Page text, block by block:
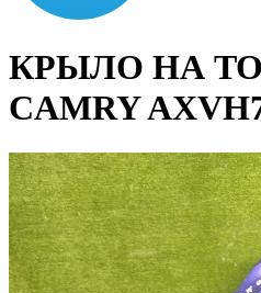
КРЫЛО НА
CAMRY